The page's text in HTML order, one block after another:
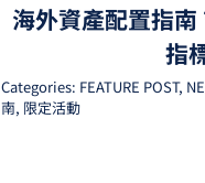
海外資產配置指
指
Categories: FEATURE POST,
南, 限定活動